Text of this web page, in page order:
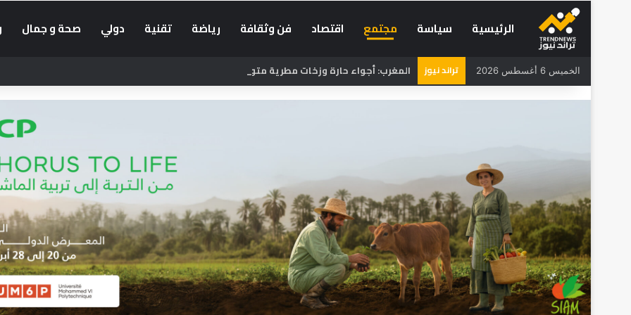
الرئيسية سياسة مجتمع اقتصاد فن وثقافة رياضة تقنية دولي صحة و جمال
الخميس 6 أغسطس 2026 تراند نيوز المغرب: أجواء حارة وزخات مطرية متوقعة يوم الجمعة